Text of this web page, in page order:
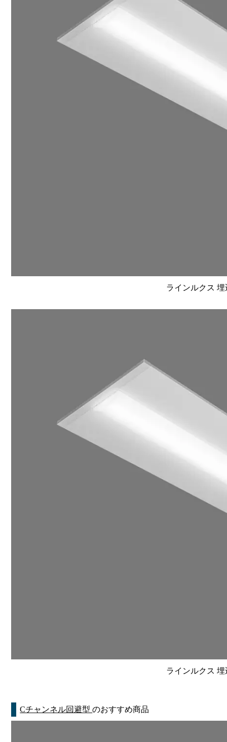
ラインルクス
ラインルクス
Cチャンネル回避型のおすすめ商品